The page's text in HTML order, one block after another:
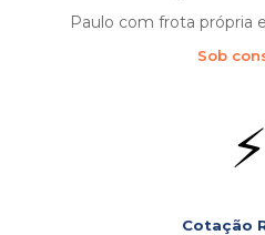
Paulo com frota própria
Sob
⚡
Cotação